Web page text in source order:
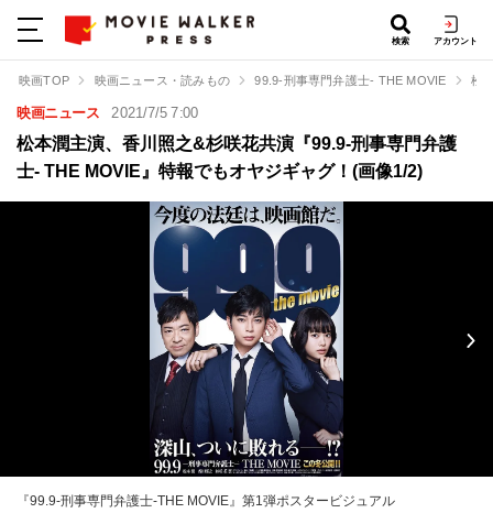
検索 アカウント
映画TOP 映画ニュース・読みもの 99.9-刑事専門弁護士- THE MOVIE 松
映画ニュース 2021/7/5 7:00
松本潤主演、香川照之&杉咲花共演『99.9-刑事専門弁護
士- THE MOVIE』特報でもオヤジギャグ！(画像1/2)
『99.9-刑事専門弁護士-THE MOVIE』第1弾ポスタービジュアル